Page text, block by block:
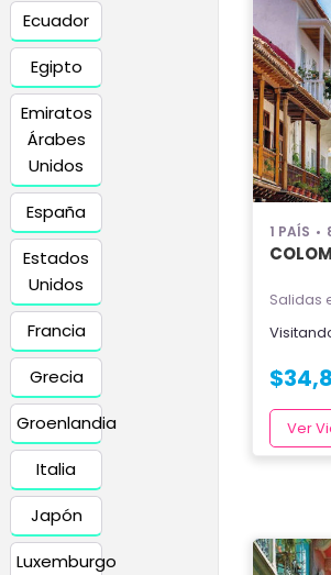
Ecuador
Egipto
Emiratos
Árabes
Unidos
España
Estados
Unidos
Francia
Grecia
Groenlandia
Italia
Japón
Luxemburgo
1 PAÍS
Salidas
$
Ver